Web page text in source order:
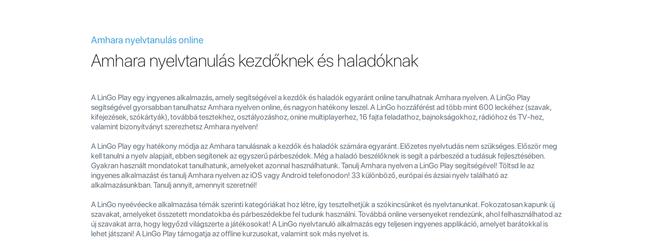
Amhara nyelvtanulás online
Amhara nyelvtanulás kezdőknek és haladóknak
A LinGo Play egy ingyenes alkalmazás, amely segítségével a kezdők és haladók egyaránt online tanulhatnak Amhara nyelven. A LinGo Play
segítségével gyorsabban tanulhatsz Amhara nyelven online, és nagyon hatékony leszel. A LinGo hozzáférést ad több mint 600 leckéhez (szavak,
kifejezések, szókártyák), továbbá tesztekhez, osztályozáshoz, onine multiplayerhez, 16 fajta feladathoz, bajnokságokhoz, rádióhoz és TV-hez,
valamint bizonyítványt szerezhetsz Amhara nyelven!
A LinGo Play egy hatékony módja az Amhara tanulásnak a kezdők és haladók számára egyaránt. Előzetes nyelvtudás nem szükséges. Először meg
kell tanulni a nyelv alapjait, ebben segítenek az egyszerű párbeszédek. Még a haladó beszélőknek is segít a párbeszéd a tudásuk fejlesztésében.
Gyakran használt mondatokat tanulhatunk, amelyeket azonnal használhatunk. Tanulj Amhara nyelven a LinGo Play segítségével! Töltsd le az
ingyenes alkalmazást és tanulj Amhara nyelven az iOS vagy Android telefonodon! 33 különböző, európai és ázsiai nyelv található az
alkalmazásunkban. Tanulj annyit, amennyit szeretnél!
A LinGo nyeévéecke alkalmazása témák szerinti kategóriákat hoz létre, így tesztelhetjük a szókincsünket és nyelvtanunkat. Fokozatosan kapunk új
szavakat, amelyeket összetett mondatokba és párbeszédekbe fel tudunk használni. Továbbá online versenyeket rendezünk, ahol felhasználhatod az
új szavakat arra, hogy legyőzd világszerte a játékosokat! A LinGo nyelvtanuló alkalmazás egy teljesen ingyenes applikáció, amelyet barátokkal is
lehet játszani! A LinGo Play támogatja az offline kurzusokat, valamint sok más nyelvet is.